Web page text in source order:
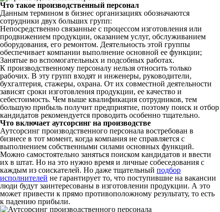
Что такое производственный персонал
Данным термином в бизнес организациях обозначаются
сотрудники двух больших групп:
Непосредственно связанные с процессом изготовления или
продвижением продукции, оказанием услуг, обслуживанием
оборудования, его ремонтом. Деятельность этой группы
обеспечивает компании выполнение основной ее функции;
Занятые во вспомогательных и подсобных работах.
К производственному персоналу нельзя относить только
рабочих. В эту групп входят и инженеры, руководители,
бухгалтерия, стажеры, охрана. От их совместной деятельности
зависят сроки изготовления продукции, ее качество и
себестоимость. Чем выше квалификация сотрудников, тем
большую прибыль получит предприятие, поэтому поиск и отбор
кандидатов рекомендуется проводить особенно тщательно.
Что включает аутсорсинг на производстве
Аутсорсинг производственного персонала востребован в
бизнесе в тот момент, когда компания не справляется с
выполнением собственными силами основных функций.
Можно самостоятельно заняться поиском кандидатов и ввести
их в штат. Но на это нужно время и личные собеседования с
каждым из соискателей. Но даже тщательный подбор
исполнителей не гарантирует то, что поступившие на вакансии
люди будут заинтересованы в изготовлении продукции. А это
может привести к прямо противоположному результату, то есть
к падению прибыли.